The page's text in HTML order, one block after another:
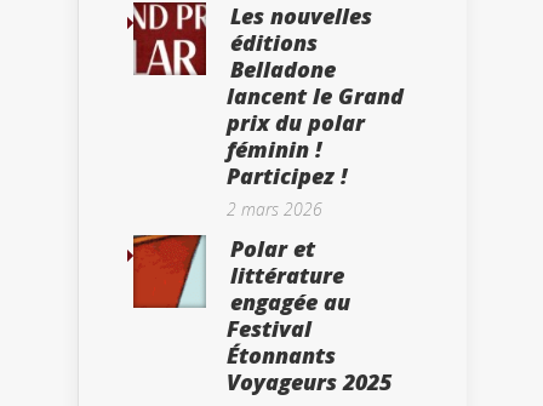
Les nouvelles
éditions
Belladone
lancent le Grand
prix du polar
féminin !
Participez !
2 mars 2026
Polar et
littérature
engagée au
Festival
Étonnants
Voyageurs 2025